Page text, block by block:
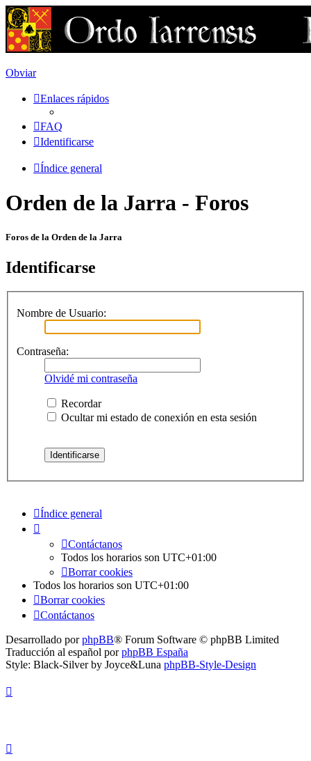
Obviar
Enlaces rápidos
FAQ
Identificarse
Índice general
Orden de la Jarra - Foros
Foros de la Orden de la Jarra
Identificarse
Nombre de Usuario:
Contraseña:
Olvidé mi contraseña
Recordar
Ocultar mi estado de conexión en esta sesión
Índice general
Contáctanos
Todos los horarios son UTC+01:00
Borrar cookies
Todos los horarios son UTC+01:00
Borrar cookies
Contáctanos
Desarrollado porphpBB® Forum Software © phpBB Limited
Traducción al español porphpBB España
Style: Black-Silver by Joyce&Luna phpBB-Style-Design